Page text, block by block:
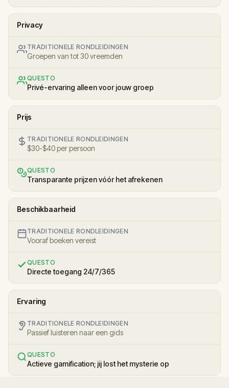
Privacy
TRADITIONELE RONDLEIDINGEN
Groepen van tot 30 vreemden
QUESTO
Privé-ervaring alleen voor jouw groep
Prijs
TRADITIONELE RONDLEIDINGEN
$30-$40 per persoon
QUESTO
Transparante prijzen vóór het afrekenen
Beschikbaarheid
TRADITIONELE RONDLEIDINGEN
Vooraf boeken vereist
QUESTO
Directe toegang 24/7/365
Ervaring
TRADITIONELE RONDLEIDINGEN
Passief luisteren naar een gids
QUESTO
Actieve gamification; jij lost het mysterie op